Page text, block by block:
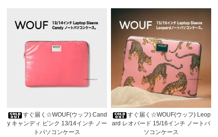
すぐ届く☆WOUF(ウッフ) Cand
y キャンディ ピンク 13/14インチ ノー
トパソコンケース
すぐ届く☆WOUF(ウッフ) Leop
ard レオパード 15/16インチ ノートパ
ソコンケース